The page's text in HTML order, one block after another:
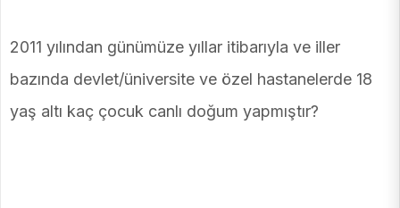
2011 yılından günümüze yıllar itibarıyla ve iller
bazında devlet/üniversite ve özel hastanelerde 18
yaş altı kaç çocuk canlı doğum yapmıştır?